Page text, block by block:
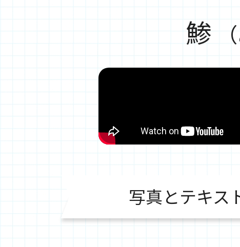
鯵
写真とテキス